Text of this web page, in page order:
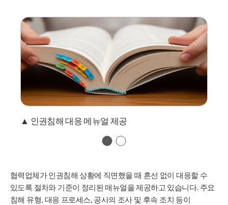
인권침해 대응 메뉴얼 제공
협력업체가 인권침해 상황에 직면했을 때 혼선 없이 대응할 수
있도록 절차와 기준이 정리된 매뉴얼을 제공하고 있습니다. 주요
침해 유형, 대응 프로세스, 공사의 조사 및 후속 조치 등이